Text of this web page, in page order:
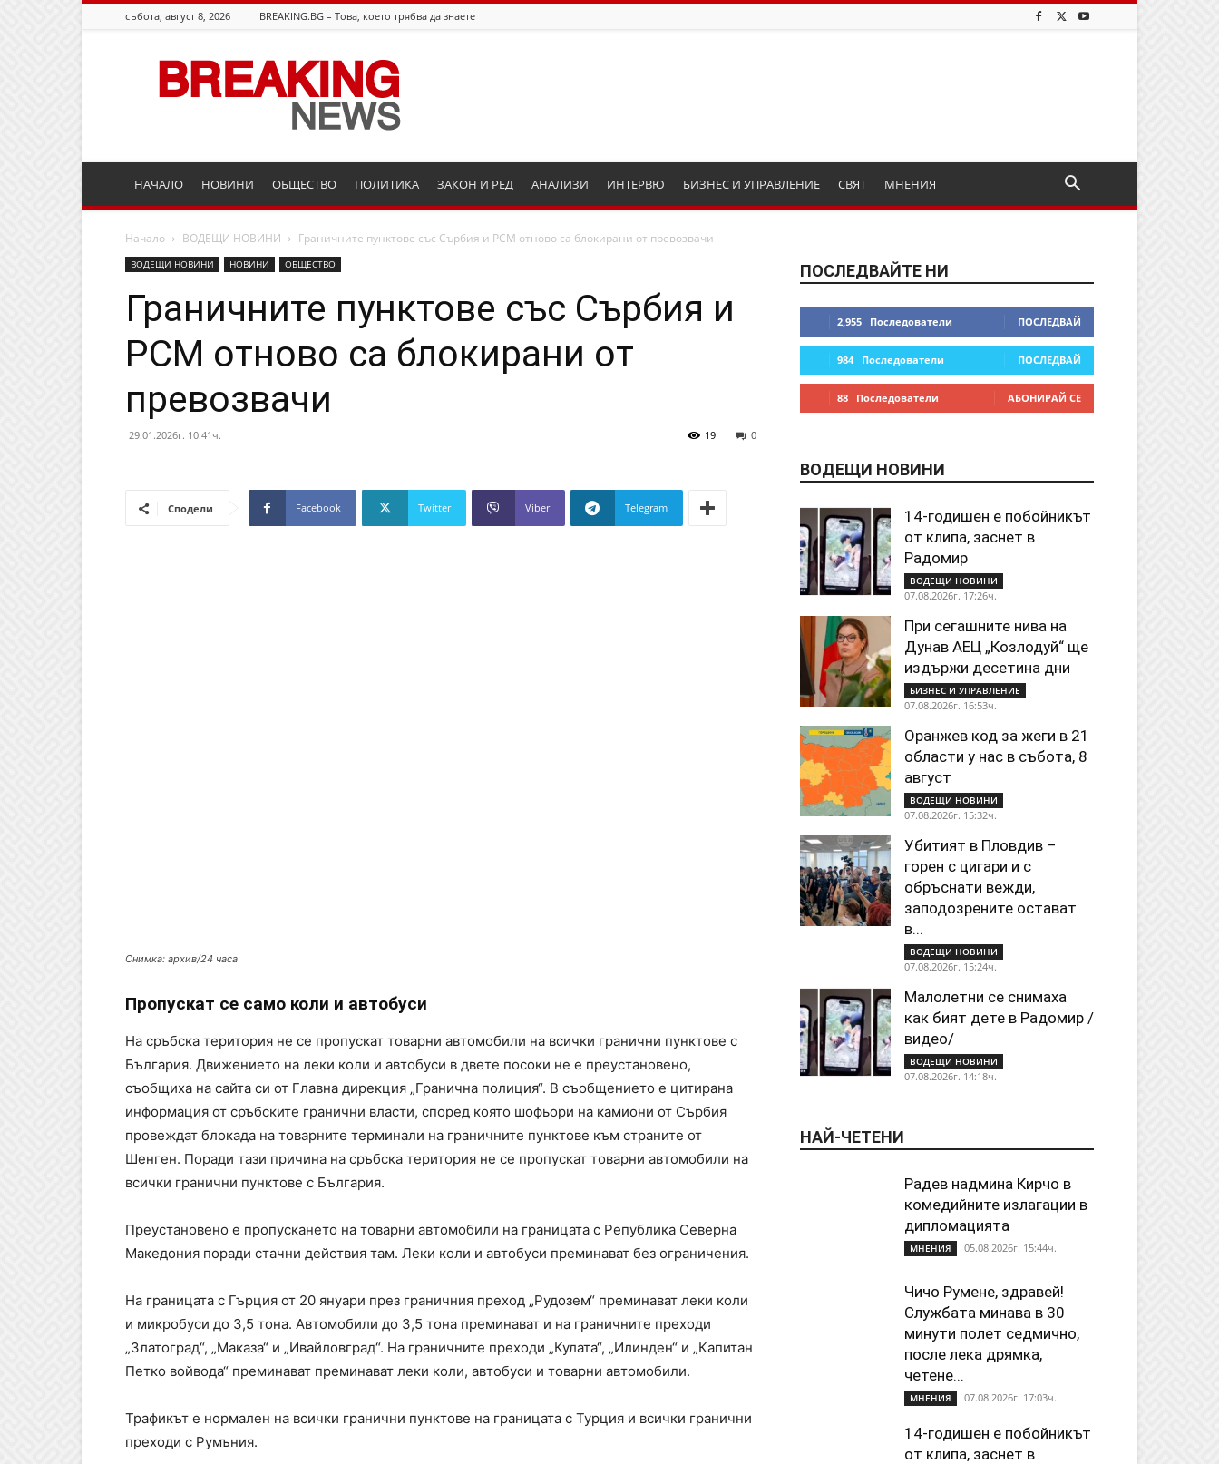
събота, август 8, 2026 BREAKING.BG – Това, което трябва да знаете
Breaking.bg
НАЧАЛО НОВИНИ ОБЩЕСТВО ПОЛИТИКА ЗАКОН И РЕД АНАЛИЗИ ИНТЕРВЮ БИЗНЕС И УПРАВЛЕНИЕ СВЯТ МНЕНИЯ
Начало ВОДЕЩИ НОВИНИ Граничните пунктове със Сърбия и РСМ отново са блокирани от превозвачи
ВОДЕЩИ НОВИНИ НОВИНИ ОБЩЕСТВО
Граничните пунктове със Сърбия и
РСМ отново са блокирани от
превозвачи
29.01.2026г. 10:41ч. 0
19
Сподели Facebook Twitter Viber Telegram
Снимка: архив/24 часа
Пропускат се само коли и автобуси
На сръбска територия не се пропускат товарни автомобили на всички гранични пунктове с
България. Движението на леки коли и автобуси в двете посоки не е преустановено,
съобщиха на сайта си от Главна дирекция „Гранична полиция“. В съобщението е цитирана
информация от сръбските гранични власти, според която шофьори на камиони от Сърбия
провеждат блокада на товарните терминали на граничните пунктове към страните от
Шенген. Поради тази причина на сръбска територия не се пропускат товарни автомобили на
всички гранични пунктове с България.
Преустановено е пропускането на товарни автомобили на границата с Република Северна
Македония поради стачни действия там. Леки коли и автобуси преминават без ограничения.
На границата с Гърция от 20 януари през граничния преход „Рудозем“ преминават леки коли
и микробуси до 3,5 тона. Автомобили до 3,5 тона преминават и на граничните преходи
„Златоград“, „Маказа“ и „Ивайловград“. На граничните преходи „Кулата“, „Илинден“ и „Капитан
Петко войвода“ преминават преминават леки коли, автобуси и товарни автомобили.
Трафикът е нормален на всички гранични пунктове на границата с Турция и всички гранични
преходи с Румъния.
ПОСЛЕДВАЙТЕ НИ
2,955 Последователи ПОСЛЕДВАЙ
984 Последователи ПОСЛЕДВАЙ
88 Последователи АБОНИРАЙ СЕ
ВОДЕЩИ НОВИНИ
14-годишен е побойникът
от клипа, заснет в
Радомир
ВОДЕЩИ НОВИНИ
07.08.2026г. 17:26ч.
При сегашните нива на
Дунав АЕЦ „Козлодуй“ ще
издържи десетина дни
БИЗНЕС И УПРАВЛЕНИЕ
07.08.2026г. 16:53ч.
Оранжев код за жеги в 21
области у нас в събота, 8
август
ВОДЕЩИ НОВИНИ
07.08.2026г. 15:32ч.
Убитият в Пловдив –
горен с цигари и с
обръснати вежди,
заподозрените остават
в...
ВОДЕЩИ НОВИНИ
07.08.2026г. 15:24ч.
Малолетни се снимаха
как бият дете в Радомир /
видео/
ВОДЕЩИ НОВИНИ
07.08.2026г. 14:18ч.
НАЙ-ЧЕТЕНИ
Радев надмина Кирчо в
комедийните излагации в
дипломацията
МНЕНИЯ 05.08.2026г. 15:44ч.
Чичо Румене, здравей!
Службата минава в 30
минути полет седмично,
после лека дрямка,
четене...
МНЕНИЯ 07.08.2026г. 17:03ч.
14-годишен е побойникът
от клипа, заснет в